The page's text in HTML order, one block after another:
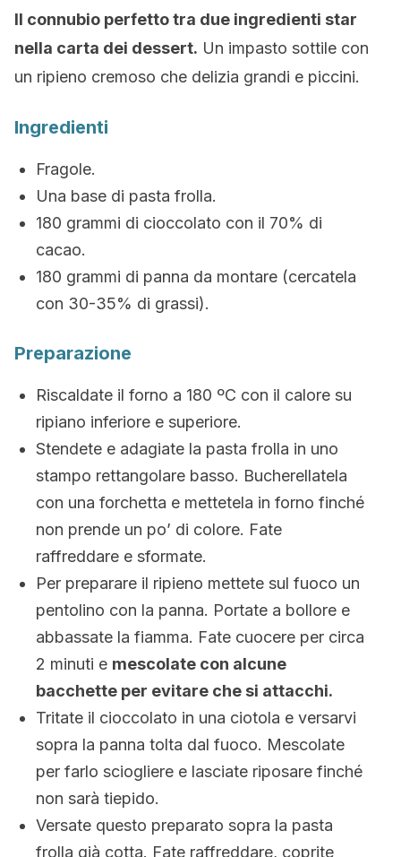
Il connubio perfetto tra due ingredienti star
nella carta dei dessert. Un impasto sottile con
un ripieno cremoso che delizia grandi e piccini.
Ingredienti
Fragole.
Una base di pasta frolla.
180 grammi di cioccolato con il 70% di
cacao.
180 grammi di panna da montare (cercatela
con 30-35% di grassi).
Preparazione
Riscaldate il forno a 180 ºC con il calore su
ripiano inferiore e superiore.
Stendete e adagiate la pasta frolla in uno
stampo rettangolare basso. Bucherellatela
con una forchetta e mettetela in forno finché
non prende un po’ di colore. Fate
raffreddare e sformate.
Per preparare il ripieno mettete sul fuoco un
pentolino con la panna. Portate a bollore e
abbassate la fiamma. Fate cuocere per circa
2 minuti e mescolate con alcune
bacchette per evitare che si attacchi.
Tritate il cioccolato in una ciotola e versarvi
sopra la panna tolta dal fuoco. Mescolate
per farlo sciogliere e lasciate riposare finché
non sarà tiepido.
Versate questo preparato sopra la pasta
frolla già cotta. Fate raffreddare, coprite